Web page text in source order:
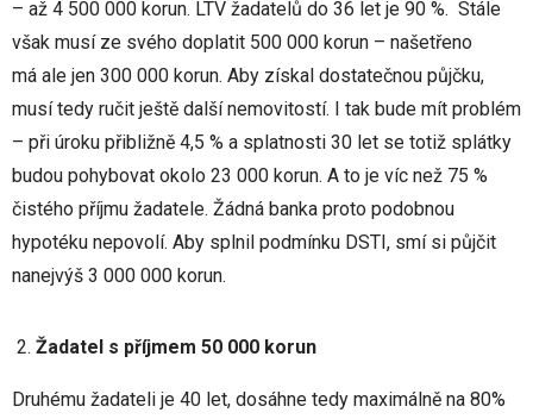
– až 4 500 000 korun. LTV žadatelů do 36 let je 90 %. Stále
však musí ze svého doplatit 500 000 korun – našetřeno
má ale jen 300 000 korun. Aby získal dostatečnou půjčku,
musí tedy ručit ještě další nemovitostí. I tak bude mít problém
– při úroku přibližně 4,5 % a splatnosti 30 let se totiž splátky
budou pohybovat okolo 23 000 korun. A to je víc než 75 %
čistého příjmu žadatele. Žádná banka proto podobnou
hypotéku nepovolí. Aby splnil podmínku DSTI, smí si půjčit
nanejvýš 3 000 000 korun.
Žadatel s příjmem 50 000 korun
Druhému žadateli je 40 let, dosáhne tedy maximálně na 80%